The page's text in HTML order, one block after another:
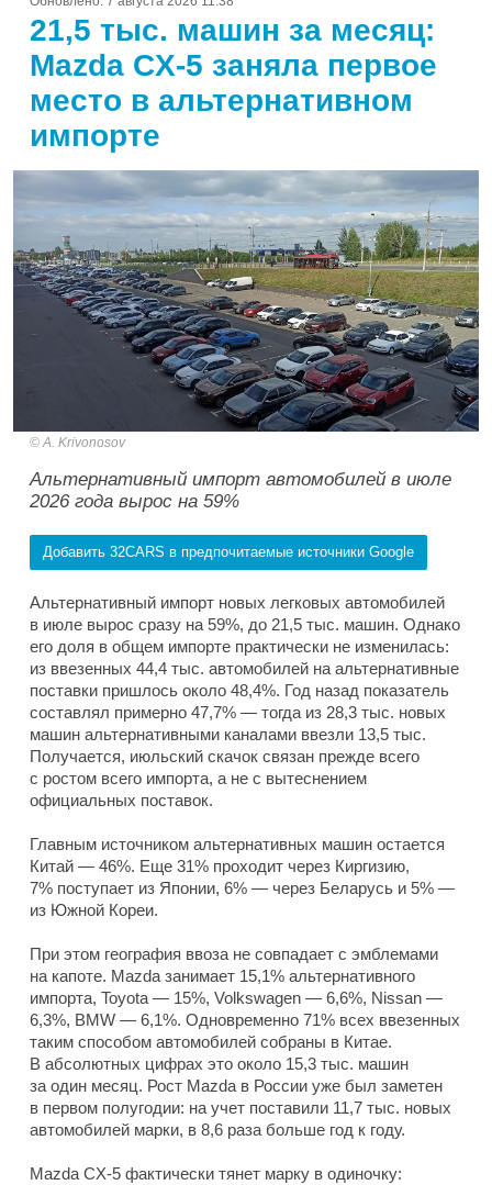
21,5 тыс. машин за месяц:
Mazda CX-5 заняла первое
место в альтернативном
импорте
A. Krivonosov
Альтернативный импорт автомобилей в июле
2026 года вырос на 59%
Добавить 32CARS в предпочитаемые источники Google
Альтернативный импорт новых легковых автомобилей
в июле вырос сразу на 59%, до 21,5 тыс. машин. Однако
его доля в общем импорте практически не изменилась:
из ввезенных 44,4 тыс. автомобилей на альтернативные
поставки пришлось около 48,4%. Год назад показатель
составлял примерно 47,7% — тогда из 28,3 тыс. новых
машин альтернативными каналами ввезли 13,5 тыс.
Получается, июльский скачок связан прежде всего
с ростом всего импорта, а не с вытеснением
официальных поставок.
Главным источником альтернативных машин остается
Китай — 46%. Еще 31% проходит через Киргизию,
7% поступает из Японии, 6% — через Беларусь и 5% —
из Южной Кореи.
При этом география ввоза не совпадает с эмблемами
на капоте. Mazda занимает 15,1% альтернативного
импорта, Toyota — 15%, Volkswagen — 6,6%, Nissan —
6,3%, BMW — 6,1%. Одновременно 71% всех ввезенных
таким способом автомобилей собраны в Китае.
В абсолютных цифрах это около 15,3 тыс. машин
за один месяц. Рост Mazda в России уже был заметен
в первом полугодии: на учет поставили 11,7 тыс. новых
автомобилей марки, в 8,6 раза больше год к году.
Mazda CX-5 фактически тянет марку в одиночку: